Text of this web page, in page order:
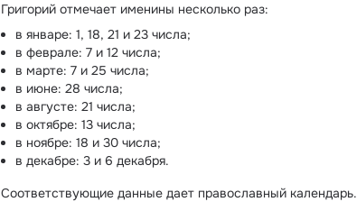
Григорий отмечает именины несколько раз:
в январе: 1, 18, 21 и 23 числа;
в феврале: 7 и 12 числа;
в марте: 7 и 25 числа;
в июне: 28 числа;
в августе: 21 числа;
в октябре: 13 числа;
в ноябре: 18 и 30 числа;
в декабре: 3 и 6 декабря.
Соответствующие данные дает православный календарь.